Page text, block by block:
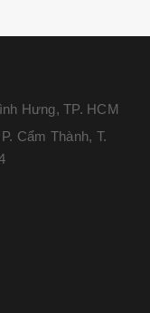
Hưng, TP. HCM
Cẩm Thành, T.